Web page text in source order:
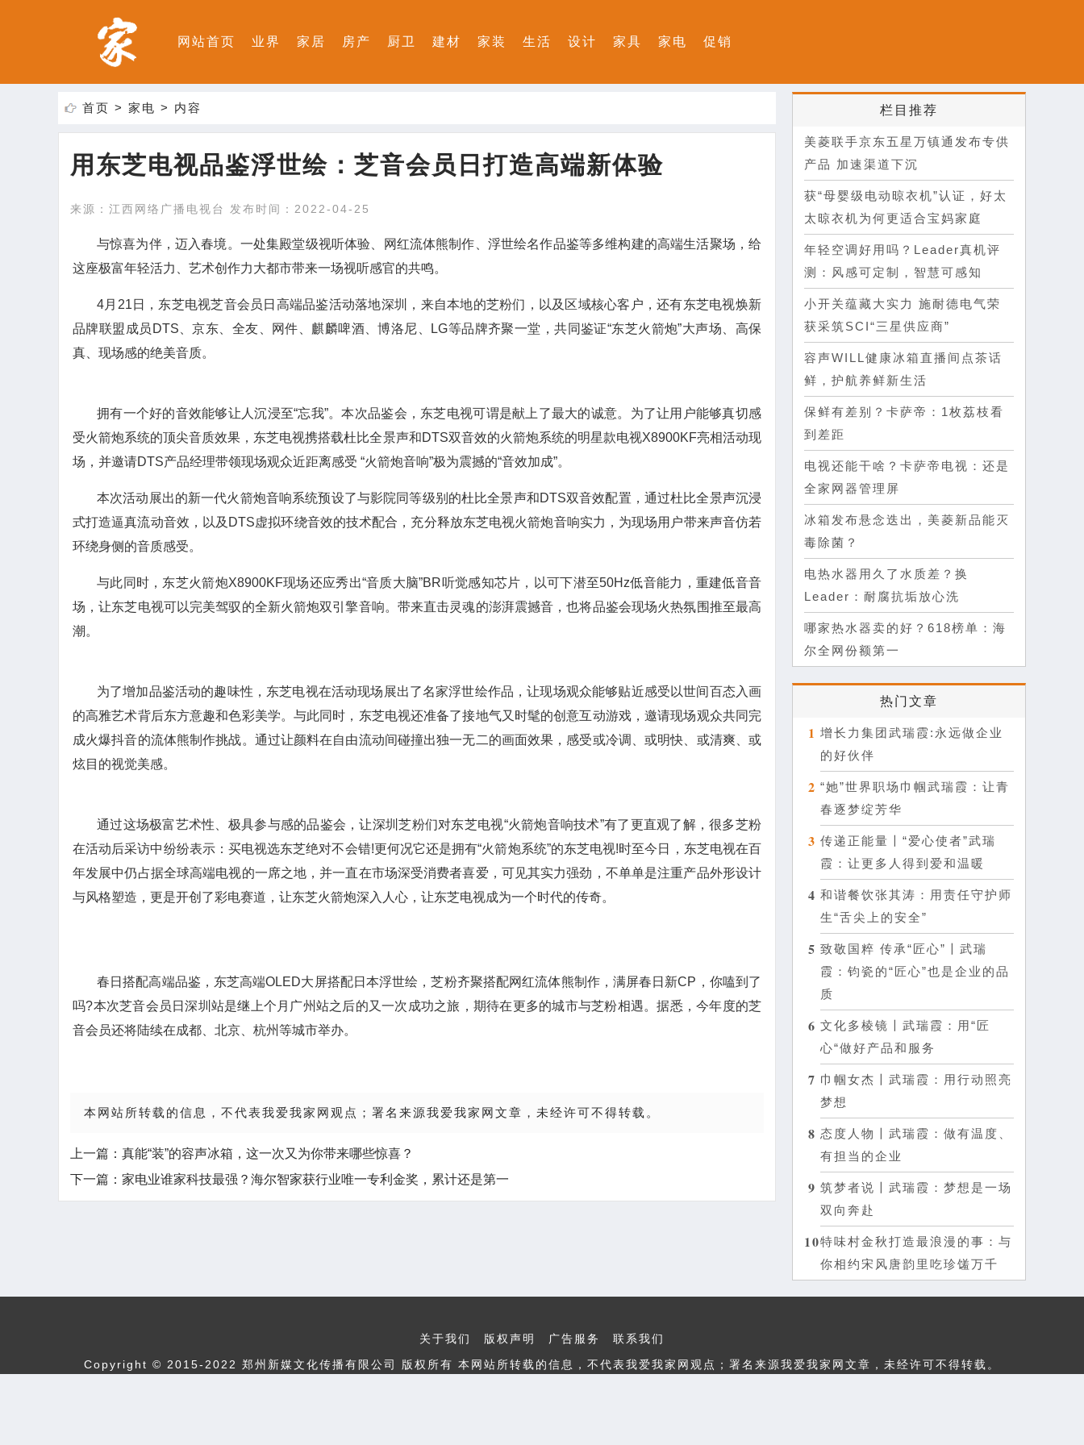
网站首页 业界 家居 房产 厨卫 建材 家装 生活 设计 家具 家电 促销
首页 > 家电 > 内容
用东芝电视品鉴浮世绘：芝音会员日打造高端新体验
来源：江西网络广播电视台 发布时间：2022-04-25
与惊喜为伴，迈入春境。一处集殿堂级视听体验、网红流体熊制作、浮世绘名作品鉴等多维构建的高端生活聚场，给
这座极富年轻活力、艺术创作力大都市带来一场视听感官的共鸣。
4月21日，东芝电视芝音会员日高端品鉴活动落地深圳，来自本地的芝粉们，以及区域核心客户，还有东芝电视焕新
品牌联盟成员DTS、京东、全友、网件、麒麟啤酒、博洛尼、LG等品牌齐聚一堂，共同鉴证“东芝火箭炮”大声场、高保
真、现场感的绝美音质。
拥有一个好的音效能够让人沉浸至“忘我”。本次品鉴会，东芝电视可谓是献上了最大的诚意。为了让用户能够真切感
受火箭炮系统的顶尖音质效果，东芝电视携搭载杜比全景声和DTS双音效的火箭炮系统的明星款电视X8900KF亮相活动现
场，并邀请DTS产品经理带领现场观众近距离感受 “火箭炮音响”极为震撼的“音效加成”。
本次活动展出的新一代火箭炮音响系统预设了与影院同等级别的杜比全景声和DTS双音效配置，通过杜比全景声沉浸
式打造逼真流动音效，以及DTS虚拟环绕音效的技术配合，充分释放东芝电视火箭炮音响实力，为现场用户带来声音仿若
环绕身侧的音质感受。
与此同时，东芝火箭炮X8900KF现场还应秀出“音质大脑”BR听觉感知芯片，以可下潜至50Hz低音能力，重建低音音
场，让东芝电视可以完美驾驭的全新火箭炮双引擎音响。带来直击灵魂的澎湃震撼音，也将品鉴会现场火热氛围推至最高
潮。
为了增加品鉴活动的趣味性，东芝电视在活动现场展出了名家浮世绘作品，让现场观众能够贴近感受以世间百态入画
的高雅艺术背后东方意趣和色彩美学。与此同时，东芝电视还准备了接地气又时髦的创意互动游戏，邀请现场观众共同完
成火爆抖音的流体熊制作挑战。通过让颜料在自由流动间碰撞出独一无二的画面效果，感受或冷调、或明快、或清爽、或
炫目的视觉美感。
通过这场极富艺术性、极具参与感的品鉴会，让深圳芝粉们对东芝电视“火箭炮音响技术”有了更直观了解，很多芝粉
在活动后采访中纷纷表示：买电视选东芝绝对不会错!更何况它还是拥有“火箭炮系统”的东芝电视!时至今日，东芝电视在百
年发展中仍占据全球高端电视的一席之地，并一直在市场深受消费者喜爱，可见其实力强劲，不单单是注重产品外形设计
与风格塑造，更是开创了彩电赛道，让东芝火箭炮深入人心，让东芝电视成为一个时代的传奇。
春日搭配高端品鉴，东芝高端OLED大屏搭配日本浮世绘，芝粉齐聚搭配网红流体熊制作，满屏春日新CP，你嗑到了
吗?本次芝音会员日深圳站是继上个月广州站之后的又一次成功之旅，期待在更多的城市与芝粉相遇。据悉，今年度的芝
音会员还将陆续在成都、北京、杭州等城市举办。
本网站所转载的信息，不代表我爱我家网观点；署名来源我爱我家网文章，未经许可不得转载。
上一篇： 真能“装”的容声冰箱，这一次又为你带来哪些惊喜？
下一篇： 家电业谁家科技最强？海尔智家获行业唯一专利金奖，累计还是第一
栏目推荐
美菱联手京东五星万镇通发布专供
产品 加速渠道下沉
获“母婴级电动晾衣机”认证，好太
太晾衣机为何更适合宝妈家庭
年轻空调好用吗？Leader真机评
测：风感可定制，智慧可感知
小开关蕴藏大实力 施耐德电气荣
获采筑SCI“三星供应商”
容声WILL健康冰箱直播间点茶话
鲜，护航养鲜新生活
保鲜有差别？卡萨帝：1枚荔枝看
到差距
电视还能干啥？卡萨帝电视：还是
全家网器管理屏
冰箱发布悬念迭出，美菱新品能灭
毒除菌？
电热水器用久了水质差？换
Leader：耐腐抗垢放心洗
哪家热水器卖的好？618榜单：海
尔全网份额第一
热门文章
1 增长力集团武瑞霞:永远做企业
的好伙伴
2 “她”世界职场巾帼武瑞霞：让青
春逐梦绽芳华
3 传递正能量〡“爱心使者”武瑞
霞：让更多人得到爱和温暖
4 和谐餐饮张其涛：用责任守护师
生“舌尖上的安全”
5 致敬国粹 传承“匠心”〡武瑞
霞：钧瓷的“匠心”也是企业的品
质
6 文化多棱镜〡武瑞霞：用“匠
心“做好产品和服务
7 巾帼女杰〡武瑞霞：用行动照亮
梦想
8 态度人物〡武瑞霞：做有温度、
有担当的企业
9 筑梦者说〡武瑞霞：梦想是一场
双向奔赴
10特味村金秋打造最浪漫的事：与
你相约宋风唐韵里吃珍馐万千
关于我们 版权声明 广告服务
联系我们
Copyright © 2015-2022 郑州新媒文化传播有限公司 版权所有 本网站所转载的信息，不代表我爱我家网观点；署名来源我爱我家网文章，未经许可不得转载。